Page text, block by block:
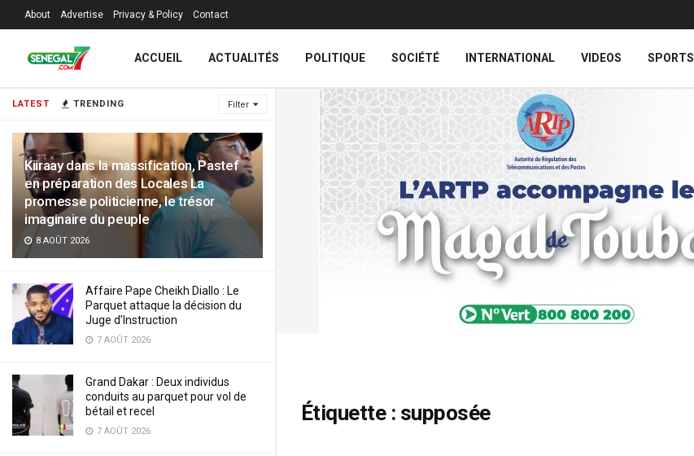
LATEST TRENDING Filter
Kiiraay dans la massification, Pastef
en préparation des Locales La
promesse politicienne, le trésor
imaginaire du peuple
8 AOÛT 2026
Affaire Pape Cheikh Diallo : Le
Parquet attaque la décision du
Juge d’Instruction
7 AOÛT 2026
Grand Dakar : Deux individus
conduits au parquet pour vol de
bétail et recel
7 AOÛT 2026
About Advertise Privacy & Policy Contact
ACCUEIL ACTUALITÉS POLITIQUE SOCIÉTÉ INTERNATIONAL VIDEOS SPORTS
Étiquette : supposée